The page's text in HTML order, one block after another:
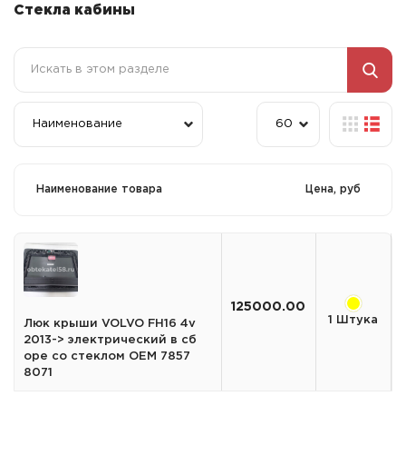
Стекла кабины
Наименование товара Цена, руб
Люк крыши VOLVO FH16 4v
2013-> электрический в сб
оре со стеклом OEM 7857
8071
125000.00
1 Штука